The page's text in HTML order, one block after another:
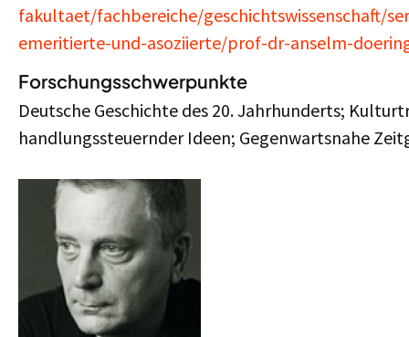
fakultaet/fachbereiche/geschichtswissenschaft/
emeritierte-und-asoziierte/prof-dr-anselm-
Forschungsschwerpunkte
Deutsche Geschichte des 20. Jahrhunderts;
handlungssteuernder Ideen; Gegenwartsnahe